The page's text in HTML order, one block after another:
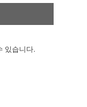
있습니다.